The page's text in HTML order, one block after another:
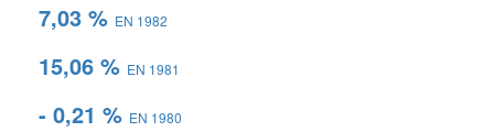
7,03 % EN 1982
15,06 % EN 1981
- 0,21 % EN 1980